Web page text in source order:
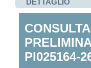
DETTAGLIO
PI025164-